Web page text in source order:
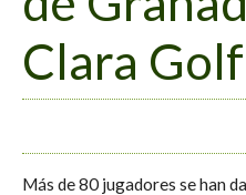
Clara Golf
Más de 80 jugadores se han